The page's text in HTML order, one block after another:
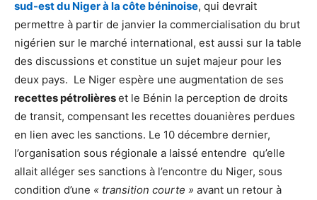
sud-est du Niger à la côte béninoise, qui devrait
permettre à partir de janvier la commercialisation du brut
nigérien sur le marché international, est aussi sur la table
des discussions et constitue un sujet majeur pour les
deux pays. Le Niger espère une augmentation de ses
recettes pétrolièreset le Bénin la perception de droits
de transit, compensant les recettes douanières perdues
en lien avec les sanctions. Le 10 décembre dernier,
l’organisation sous régionale a laissé entendre qu’elle
allait alléger ses sanctions à l’encontre du Niger, sous
condition d’une « transition courte » avant un retour à